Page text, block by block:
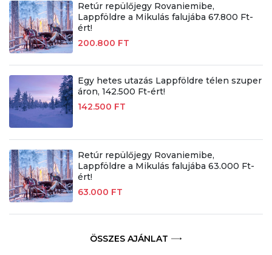
Retúr repülőjegy Rovaniemibe,
Lappföldre a Mikulás falujába 67.800 Ft-
ért!
200.800 FT
Egy hetes utazás Lappföldre télen szuper
áron, 142.500 Ft-ért!
142.500 FT
Retúr repülőjegy Rovaniemibe,
Lappföldre a Mikulás falujába 63.000 Ft-
ért!
63.000 FT
ÖSSZES AJÁNLAT